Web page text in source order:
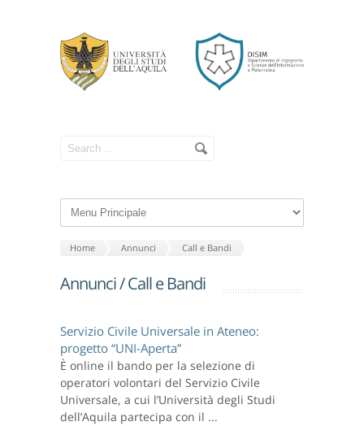
Home Annunci Call e Bandi
Annunci/ Call e Bandi
Servizio Civile Universale in Ateneo:
progetto “UNI-Aperta”
È online il bando per la selezione di
operatori volontari del Servizio Civile
Universale, a cui l’Università degli Studi
dell’Aquila partecipa con il ...